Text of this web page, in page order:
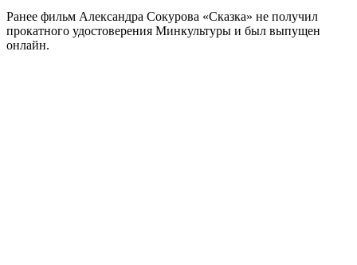
Ранее фильм Александра Сокурова «Сказка» не получил
прокатного удостоверения Минкультуры и был выпущен
онлайн.